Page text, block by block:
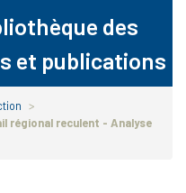
des
et publications
>
régional reculent - Analyse